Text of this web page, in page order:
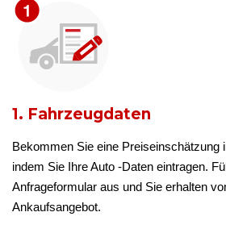
1. Fahrzeugdaten
Bekommen Sie eine Preiseinschätzung
indem Sie Ihre Auto -Daten eintragen.
Anfrageformular aus und Sie erhalten
Ankaufsangebot.